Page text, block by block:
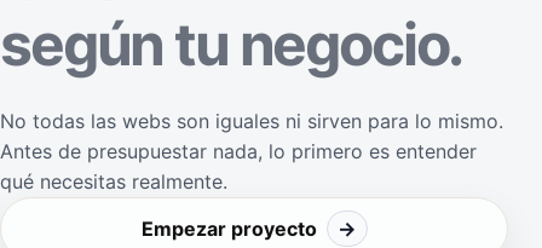
según tu negocio.
No todas las webs son iguales ni sirven para lo mismo.
Antes de presupuestar nada, lo primero es entender
qué necesitas realmente.
Empezar proyecto
→